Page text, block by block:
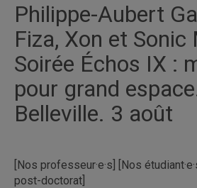
Philippe-Aubert
Fiza, Xon et Sonic
Soirée Échos IX :
pour grand
Belleville. 3 août
[Nos professeur·e·s] [Nos
post-doctorat]